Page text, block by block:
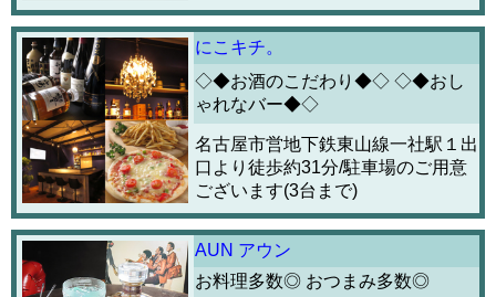
にこキチ。
◇◆お酒のこだわり◆◇ ◇◆おし
ゃれなバー◆◇
名古屋市営地下鉄東山線一社駅１出
口より徒歩約31分/駐車場のご用意
ございます(3台まで)
AUN アウン
お料理多数◎ おつまみ多数◎